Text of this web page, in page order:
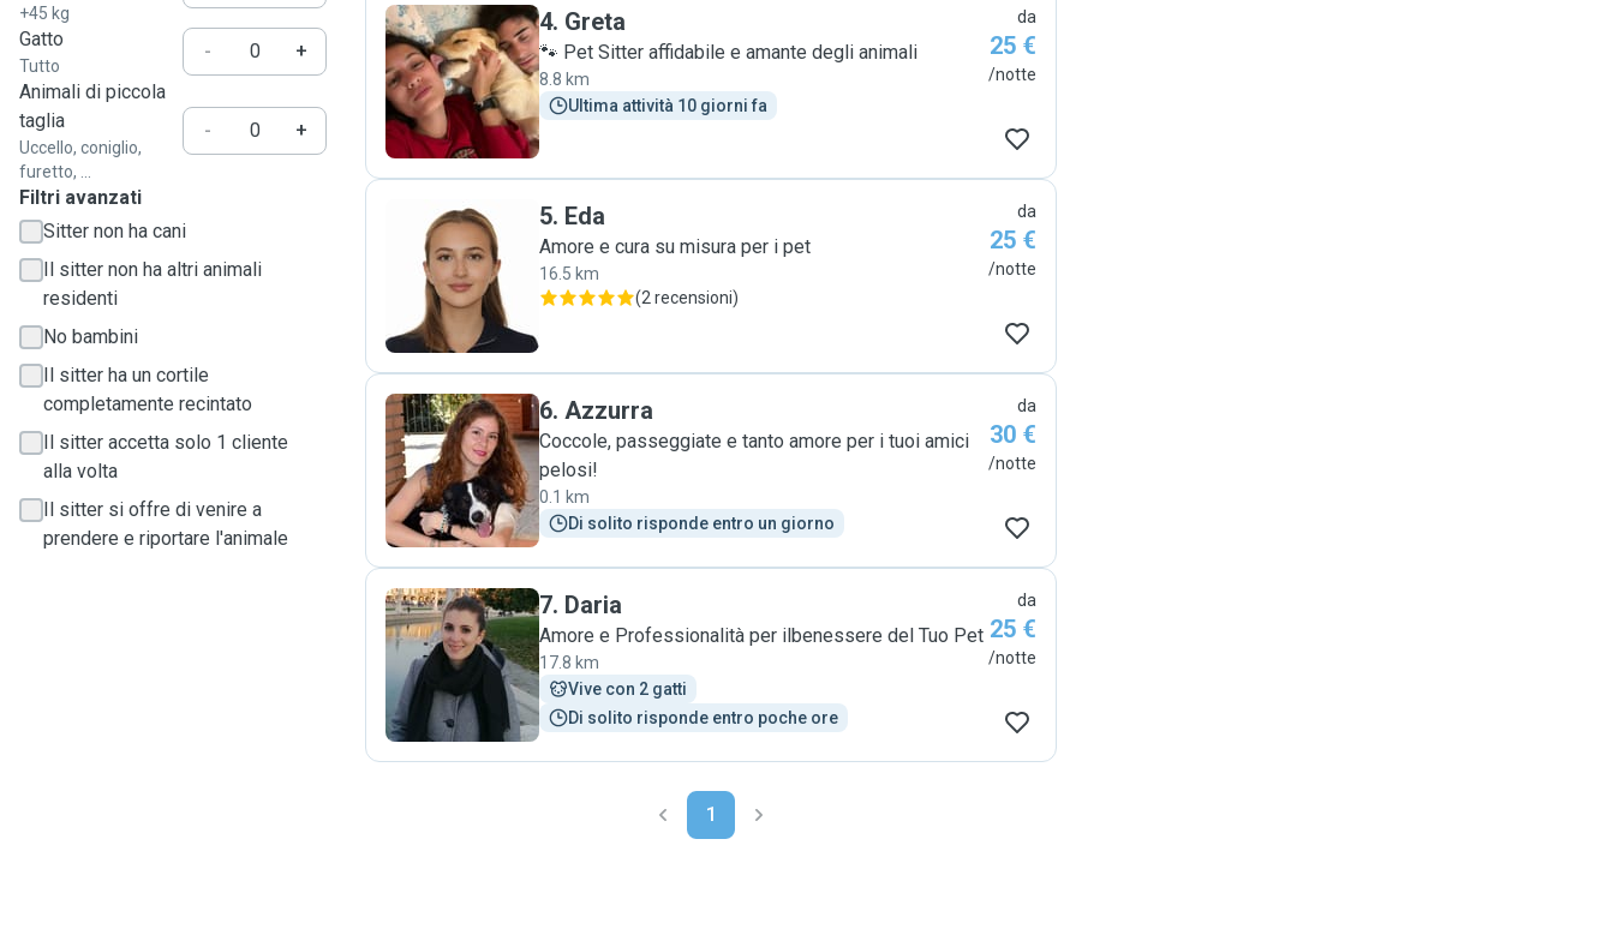
+45 kg
Gatto
Tutto
-
+
Animali di piccola
taglia
Uccello, coniglio,
furetto, ...
- +
Filtri avanzati
Sitter non ha cani
Il sitter non ha altri animali
residenti
No bambini
Il sitter ha un cortile
completamente recintato
Il sitter accetta solo 1 cliente
alla volta
Il sitter si offre di venire a
prendere e riportare l'animale
G
4. Greta
🐾 Pet Sitter affidabile e amante degli animali
8.8 km
Ultima attività 10 giorni fa
da
25 €
/notte
E
5. Eda
Amore e cura su misura per i pet
16.5 km
(2 recensioni)
da
25 €
/notte
A
6. Azzurra
Coccole, passeggiate e tanto amore per i tuoi amici
pelosi!
0.1 km
Di solito risponde entro un giorno
da
30 €
/notte
D
7. Daria
Amore e Professionalità per ilbenessere del Tuo Pet
17.8 km
Vive con 2 gatti
Di solito risponde entro poche ore
da
25 €
/notte
1